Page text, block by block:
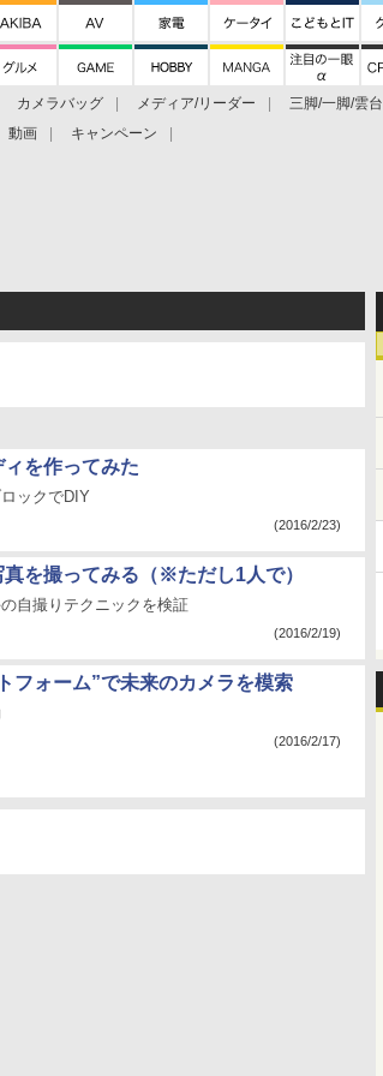
カメラバッグ メディア/リーダー 三脚/一脚/雲台
動画 キャンペーン
を作ってみた
ックでDIY
(2016/2/23)
を撮ってみる（※ただし1人で）
自撮りテクニックを検証
(2016/2/19)
フォーム”で未来のカメラを模索
(2016/2/17)